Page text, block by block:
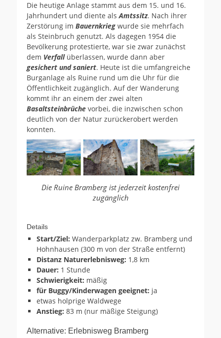
Die heutige Anlage stammt aus dem 15. und 16.
Jahrhundert und diente alsAmtssitz. Nach ihrer
Zerstörung im Bauernkrieg wurde sie mehrfach
als Steinbruch genutzt. Als dagegen 1954 die
Bevölkerung protestierte, war sie zwar zunächst
dem Verfallüberlassen, wurde dann aber
gesichert und saniert. Heute ist die umfangreiche
Burganlage als Ruine rund um die Uhr für die
Öffentlichkeit zugänglich. Auf der Wanderung
kommt ihr an einem der zwei alten
Basaltsteinbrüche vorbei, die inzwischen schon
deutlich von der Natur zurückerobert werden
konnten.
Die Ruine Bramberg ist jederzeit kostenfrei
zugänglich
Details
Start/Ziel: Wanderparkplatz zw. Bramberg und
Hohnhausen (300 m von der Straße entfernt)
Distanz Naturerlebnisweg: 1,8 km
Dauer: 1 Stunde
Schwierigkeit: mäßig
für Buggy/Kinderwagen geeignet: ja
etwas holprige Waldwege
Anstieg: 83 m (nur mäßige Steigung)
Alternative: Erlebnisweg Bramberg